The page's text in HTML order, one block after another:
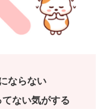
ならない
ない気がする